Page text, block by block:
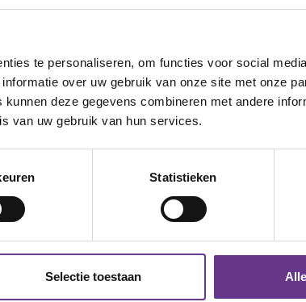
te personaliseren, om functies voor social
over uw gebruik van onze site met onze
deze gegevens combineren met andere
van uw gebruik van hun services.
Statistieken
Selectie toestaan
gelukt. Maar het is
zijn gelukt. Dit
handeling die je op dat
loslaten.
je kind de vaatwasser uit
net teveel. Dus
misschien?